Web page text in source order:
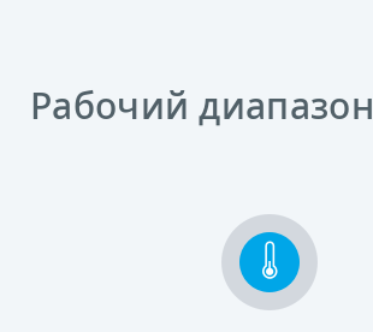
Рабочий диапазон